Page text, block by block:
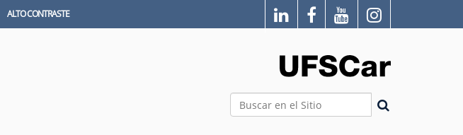
ALTO CONTRASTE
Buscar